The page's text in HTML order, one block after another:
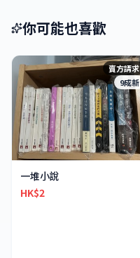
你可能也喜歡
賣方請求
9成新
一堆小說
HK$2